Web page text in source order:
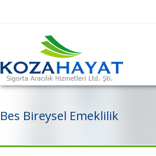
Bes Bireysel Emeklilik